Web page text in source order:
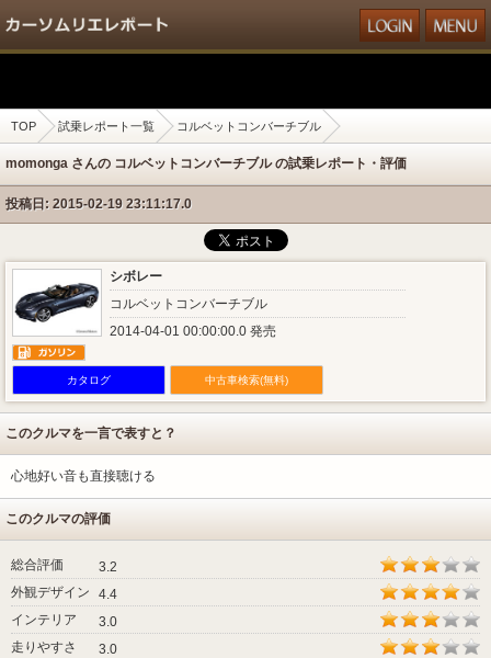
TOP 試乗レポート一覧 コルベットコンバーチブル
momonga さんの コルベットコンバーチブル の試乗レポート・評価
投稿日: 2015-02-19 23:11:17.0
シボレー
コルベットコンバーチブル
2014-04-01 00:00:00.0 発売
カタログ 中古車検索(無料)
このクルマを一言で表すと？
心地好い音も直接聴ける
このクルマの評価
総合評価
3.2
外観デザイン
4.4
インテリア
3.0
走りやすさ
3.0